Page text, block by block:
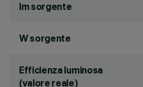
lm sorgente
W sorgente
Efficienza luminosa
(valore reale)